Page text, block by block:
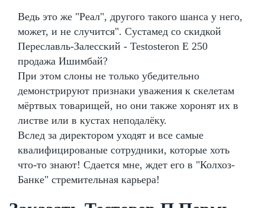
Ведь это же "Реал", другого такого шанса у него,
может, и не случится". Сустамед со скидкой
Переславль-Залесский - Testosteron E 250
продажа Ишимбай?
При этом слоны не только убедительно
демонстрируют признаки уважения к скелетам
мёртвых товарищей, но они также хоронят их в
листве или в кустах неподалёку.
Вслед за директором уходят и все самые
квалифицированые сотрудники, которые хоть
что-то знают! Сдается мне, ждет его в "Колхоз-
Банке" стремительная карьера!